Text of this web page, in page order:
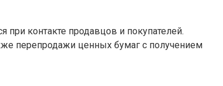
при контакте продавцов и покупателей.
перепродажи ценных бумаг с получением